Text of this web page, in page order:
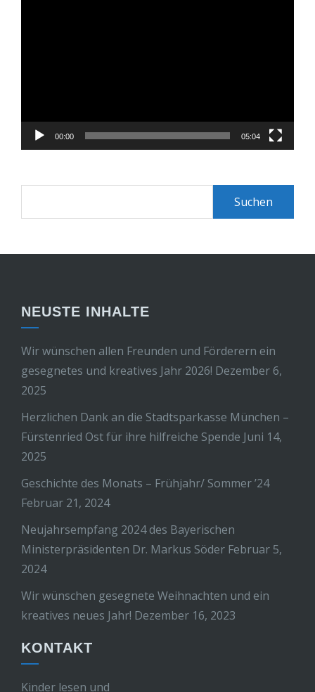
00:00 05:04
NEUSTE INHALTE
Wir wünschen allen Freunden und Förderern ein
gesegnetes und kreatives Jahr 2026! Dezember 6,
2025
Herzlichen Dank an die Stadtsparkasse München –
Fürstenried Ost für ihre hilfreiche Spende Juni 14,
2025
Geschichte des Monats – Frühjahr/ Sommer ’24
Februar 21, 2024
Neujahrsempfang 2024 des Bayerischen
Ministerpräsidenten Dr. Markus Söder Februar 5,
2024
Wir wünschen gesegnete Weihnachten und ein
kreatives neues Jahr! Dezember 16, 2023
KONTAKT
Kinder lesen und